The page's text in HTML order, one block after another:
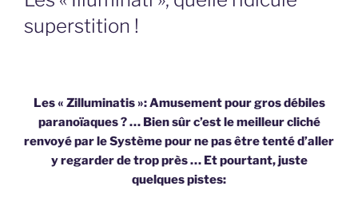
superstition !
Les « Zilluminatis »: Amusement pour gros débiles
paranoïaques ? … Bien sûr c’est le meilleur cliché
renvoyé par le Système pour ne pas être tenté d’aller
y regarder de trop près … Et pourtant, juste
quelques pistes: